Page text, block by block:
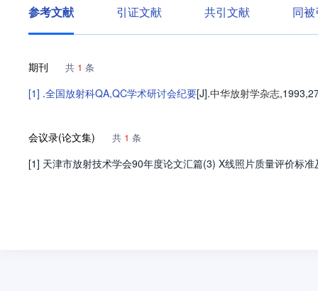
参考文献 引证文献 共引文献 同
期刊 共 1 条
[1] .全国放射科QA,QC学术研讨会纪要[J].中华放射学杂志
会议录(论文集) 共 1 条
[1] 天津市放射技术学会90年度论文汇篇(3) X线照片质量评价标